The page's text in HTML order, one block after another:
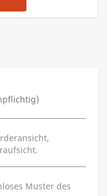
Muster des